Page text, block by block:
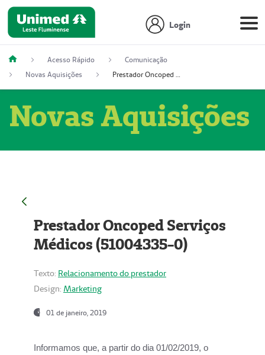
Login
Acesso Rápido
Comunicação
Novas Aquisições
Prestador Oncoped Serviços Médicos (51004335-0)
Novas Aquisições
Prestador Oncoped Serviços
Médicos (51004335-0)
Texto: Relacionamento do prestador
Design: Marketing
01 de janeiro, 2019
Informamos que, a partir do dia 01/02/2019, o